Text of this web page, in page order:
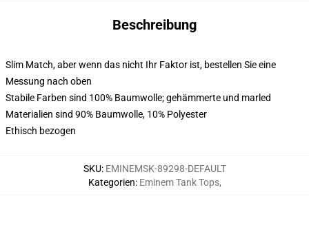
Beschreibung
Slim Match, aber wenn das nicht Ihr Faktor ist, bestellen Sie eine
Messung nach oben
Stabile Farben sind 100% Baumwolle; gehämmerte und marled
Materialien sind 90% Baumwolle, 10% Polyester
Ethisch bezogen
SKU: EMINEMSK-89298-DEFAULT
Kategorien: Eminem Tank Tops,